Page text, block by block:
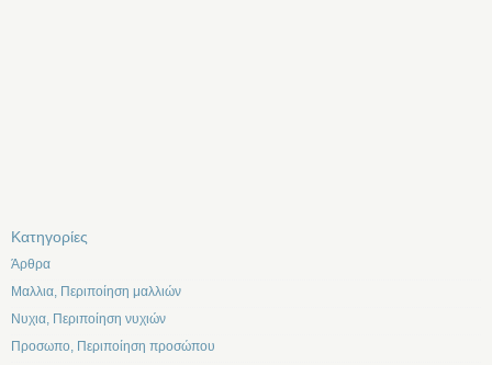
Kατηγορίες
Άρθρα
Μαλλια, Περιποίηση μαλλιών
Νυχια, Περιποίηση νυχιών
Προσωπο, Περιποίηση προσώπου